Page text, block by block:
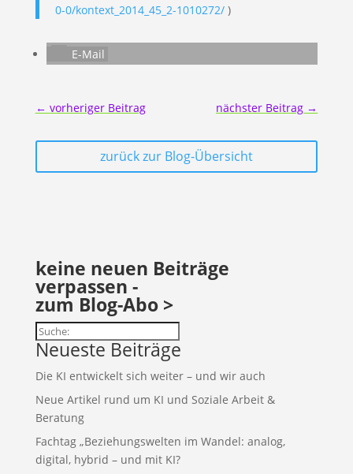
0-0/kontext_2014_45_2-1010272/)
E-Mail
← vorheriger Beitrag nächster Beitrag →
zurück zur Blog-Übersicht
keine neuen Beiträge
verpassen -
zum Blog-Abo >
Suchen
Neueste Beiträge
Die KI entwickelt sich weiter – und wir auch
Neue Artikel rund um KI und Soziale Arbeit &
Beratung
Fachtag „Beziehungswelten im Wandel: analog,
digital, hybrid – und mit KI?